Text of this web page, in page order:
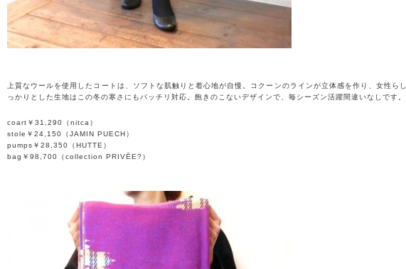
上質なウールを使用したコートは、ソフトな肌触りと着心地が自慢。コクーンのラインが立体感を作り、女性ら
っかりとした生地はこの冬の寒さにもバッチリ対応。飽きのこないデザインで、毎シーズン活躍間違いなしです。
coart￥31,290（nitca）
stole￥24,150（JAMIN PUECH）
pumps￥28,350（HUTTE）
bag￥98,700（collection PRIVĒE?）